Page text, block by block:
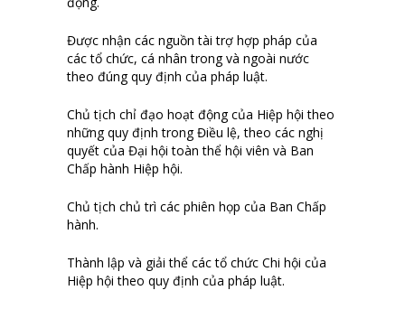
Được nhận các nguồn tài trợ hợp pháp của
các tổ chức, cá nhân trong và ngoài nước
theo đúng quy định của pháp luật.
Chủ tịch chỉ đạo hoạt động của Hiệp hội theo
những quy định trong Điều lệ, theo các nghị
quyết của Đại hội toàn thể hội viên và Ban
Chấp hành Hiệp hội.
Chủ tịch chủ trì các phiên họp của Ban Chấp
hành.
Thành lập và giải thể các tổ chức Chi hội của
Hiệp hội theo quy định của pháp luật.